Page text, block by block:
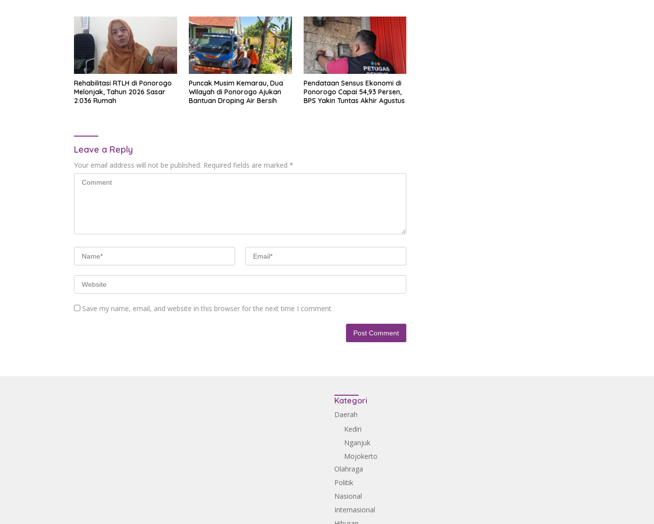
Rehabilitasi RTLH di Ponorogo
Melonjak, Tahun 2026 Sasar
2.036 Rumah
Puncak Musim Kemarau, Dua
Wilayah di Ponorogo Ajukan
Bantuan Droping Air Bersih
Pendataan Sensus Ekonomi di
Ponorogo Capai 54,93 Persen,
BPS Yakin Tuntas Akhir Agustus
Leave a Reply
Your email address will not be published. Required fields are marked *
Save my name, email, and website in this browser for the next time I comment.
Kategori
Daerah
Kediri
Nganjuk
Mojokerto
Olahraga
Politik
Nasional
Internasional